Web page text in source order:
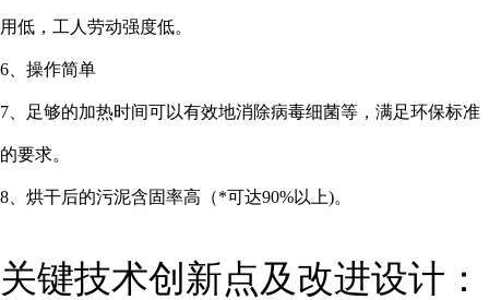
用低，工人劳动强度低。
6、操作简单
7、足够的加热时间可以有效地消除病毒细菌等，满足环保标准
的要求。
8、烘干后的污泥含固率高（*可达90%以上)。
关键技术创新点及改进设计：